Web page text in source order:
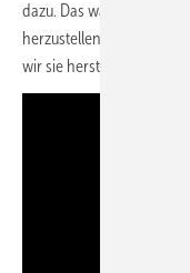
dazu. Das war wichtig,
herzustellen. Demokratie
wir sie herstellen können.“